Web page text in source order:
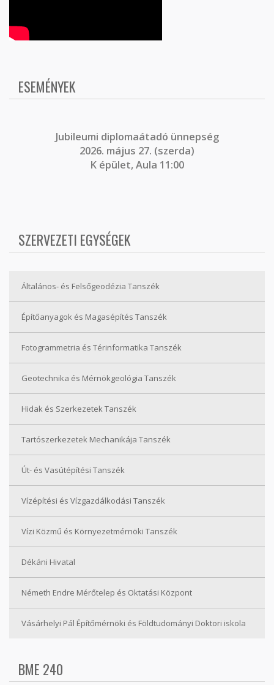
ESEMÉNYEK
Jubileumi diplomaátadó ünnepség
2026. május 27. (szerda)
K épület, Aula 11:00
SZERVEZETI EGYSÉGEK
Általános- és Felsőgeodézia Tanszék
Építőanyagok és Magasépítés Tanszék
Fotogrammetria és Térinformatika Tanszék
Geotechnika és Mérnökgeológia Tanszék
Hidak és Szerkezetek Tanszék
Tartószerkezetek Mechanikája Tanszék
Út- és Vasútépítési Tanszék
Vízépítési és Vízgazdálkodási Tanszék
Vízi Közmű és Környezetmérnöki Tanszék
Dékáni Hivatal
Németh Endre Mérőtelep és Oktatási Központ
Vásárhelyi Pál Építőmérnöki és Földtudományi Doktori iskola
BME 240